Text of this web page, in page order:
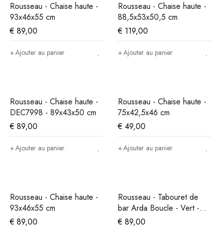
Rousseau - Chaise haute -
93x46x55 cm
€ 89,00
Ajouter au panier
Rousseau - Chaise haute -
88,5x53x50,5 cm
€ 119,00
Ajouter au panier
Rousseau - Chaise haute -
DEC7998 - 89x43x50 cm
€ 89,00
Ajouter au panier
Rousseau - Chaise haute -
75x42,5x46 cm
€ 49,00
Ajouter au panier
Rousseau - Chaise haute -
93x46x55 cm
€ 89,00
Rousseau - Tabouret de
bar Arda Boucle - Vert -
86x49x46 cm
€ 89,00